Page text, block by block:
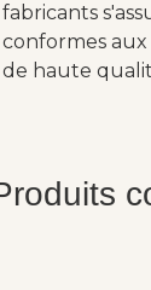
fabricants
conformes
de haute